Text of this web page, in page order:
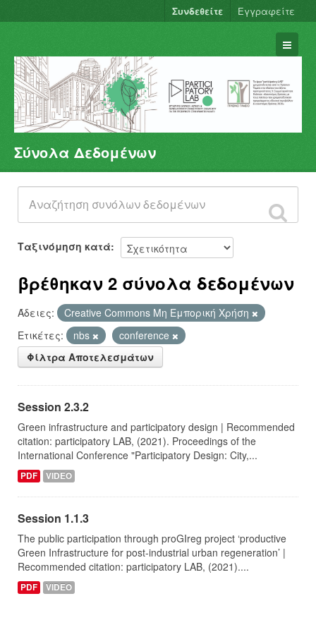
Συνδεθείτε Εγγραφείτε
Σύνολα Δεδομένων
Φορείς
Ομάδες
Σχετικά
Σύνολα Δεδομένων
Ταξινόμηση κατά
βρέθηκαν 2 σύνολα δεδομένων
Άδειες:
Creative Commons Μη Εμπορική Χρήση
Ετικέτες:
nbs
conference
Φίλτρα Αποτελεσμάτων
Session 2.3.2
Green infrastructure and participatory design | Recommended
citation: participatory LAB, (2021). Proceedings of the
International Conference "Participatory Design: City,...
PDF VIDEO
Session 1.1.3
The public participation through proGIreg project ‘productive
Green Infrastructure for post-industrial urban regeneration’ |
Recommended citation: participatory LAB, (2021)....
PDF VIDEO